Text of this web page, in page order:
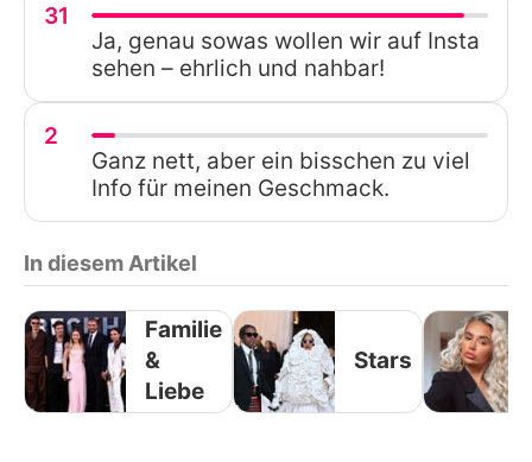
31
Ja, genau sowas wollen wir auf Insta
sehen – ehrlich und nahbar!
2
Ganz nett, aber ein bisschen zu viel
Info für meinen Geschmack.
In diesem Artikel
Familie
&
Liebe
Stars